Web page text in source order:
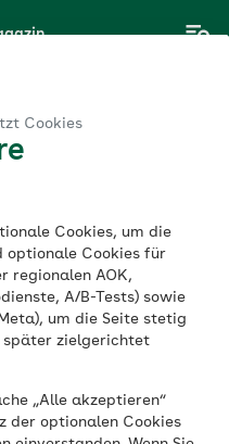
Cookies
Cookies, um die
optionale Cookies für
regionalen AOK,
A/B-Tests) sowie
um die Seite stetig
später zielgerichtet
„Alle akzeptieren“
der optionalen Cookies
zählt bei